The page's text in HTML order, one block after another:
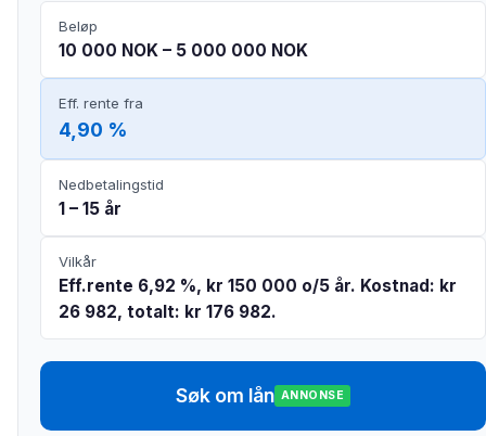
Beløp
10 000 NOK – 5 000 000 NOK
Eff. rente fra
4,90 %
Nedbetalingstid
1 – 15 år
Vilkår
Eff.rente 6,92 %, kr 150 000 o/5 år. Kostnad: kr
26 982, totalt: kr 176 982.
Søk om lån ANNONSE